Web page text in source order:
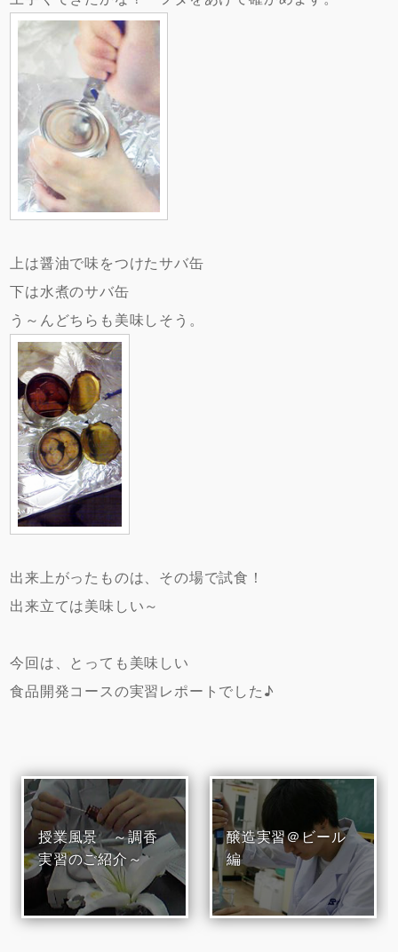
上は醤油で味をつけたサバ缶
下は水煮のサバ缶
う～んどちらも美味しそう。
出来上がったものは、その場で試食！
出来立ては美味しい～
今回は、とっても美味しい
食品開発コースの実習レポートでした♪
授業風景 ～調香
実習のご紹介～
醸造実習＠ビール
編